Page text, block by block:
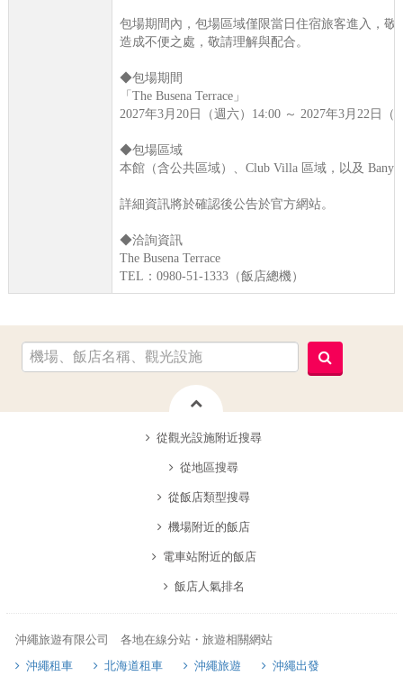
包場期間內，包場區域僅限當日住宿旅客進入，敬
造成不便之處，敬請理解與配合。
◆包場期間
「The Busena Terrace」
2027年3月20日（週六）14:00 ～ 2027年3月22日（
◆包場區域
本館（含公共區域）、Club Villa 區域，以及
詳細資訊將於確認後公告於官方網站。
◆洽詢資訊
The Busena Terrace
TEL：0980-51-1333（飯店總機）
從觀光設施附近搜尋
從地區搜尋
從飯店類型搜尋
機場附近的飯店
電車站附近的飯店
飯店人氣排名
沖繩旅遊有限公司 各地在線分站・旅遊相關網站
沖繩租車
北海道租車 沖繩旅遊 沖繩出發